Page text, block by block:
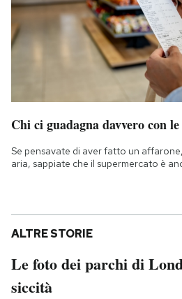
Chi ci guadagna davvero con
Se pensavate di aver fatto un
aria, sappiate che il supermercato è
ALTRE STORIE
Le foto dei parchi di
siccità